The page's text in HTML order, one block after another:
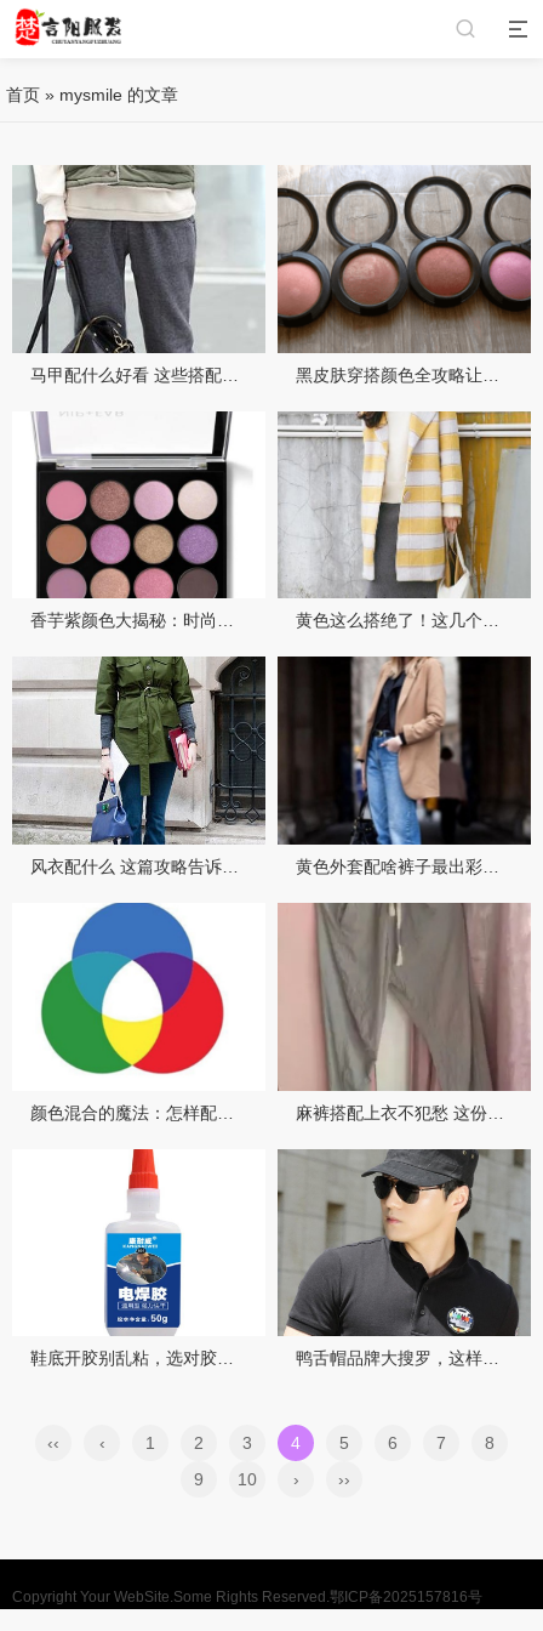
首页 » mysmile 的文章
香芋紫颜色大揭秘：时尚与情感的完美融合 黄色这么搭绝了！这几个配色方案让你眼前一亮
鞋底开胶别乱粘，选对胶水让你的爱鞋重获新生 鸭舌帽品牌大搜罗，这样选准没错
‹‹ ‹ 1 2 3 4 5 6 7
8
9
10 › ››
Copyright Your WebSite.Some Rights Reserved.鄂ICP备2025157816号